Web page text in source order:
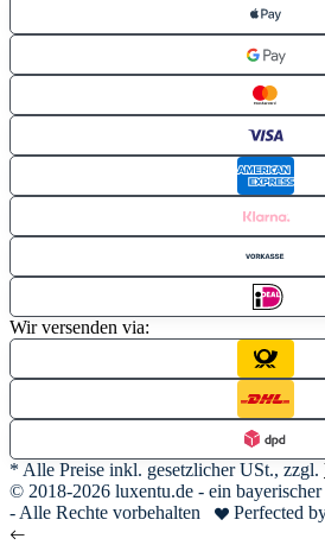
Wir versenden via:
* Alle Preise inkl. gesetzlicher USt., zzgl.
© 2018-2026 luxentu.de - ein
- Alle Rechte vorbehalten
Perfected